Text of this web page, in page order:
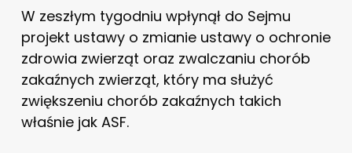
W zeszłym tygodniu wpłynął do Sejmu
projekt ustawy o zmianie ustawy o ochronie
zdrowia zwierząt oraz zwalczaniu chorób
zakaźnych zwierząt, który ma służyć
zwiększeniu chorób zakaźnych takich
właśnie jak ASF.